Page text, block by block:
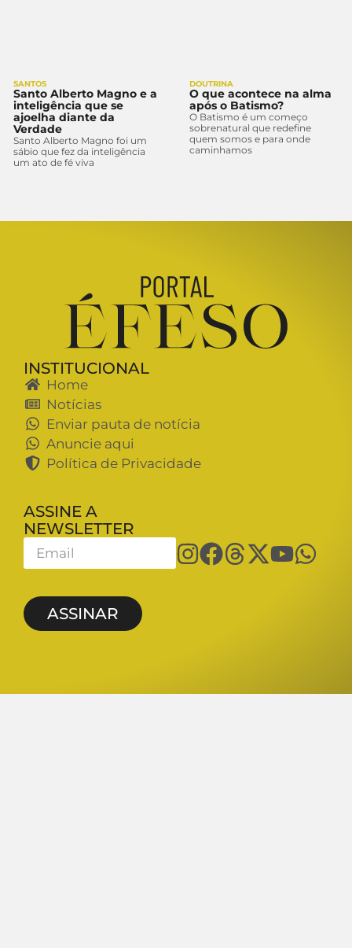
SANTOS
Santo Alberto Magno e a
inteligência que se
ajoelha diante da
Verdade
Santo Alberto Magno foi um
sábio que fez da inteligência
um ato de fé viva
DOUTRINA
O que acontece na alma
após o Batismo?
O Batismo é um começo
sobrenatural que redefine
quem somos e para onde
caminhamos
INSTITUCIONAL
Home
Notícias
Enviar pauta de notícia
Anuncie aqui
Política de Privacidade
ASSINE A
NEWSLETTER
ASSINAR